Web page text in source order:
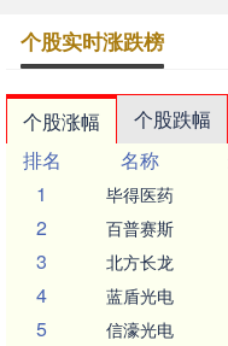
个股实时涨跌榜
个股涨幅 个股跌幅
排名
名称
1
毕得医药
2 百普赛斯
3 北方长龙
4 蓝盾光电
5 信濠光电